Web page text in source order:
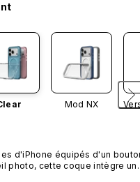
Mod NX
d'iPhone équipés d'un
photo, cette coque intègre un